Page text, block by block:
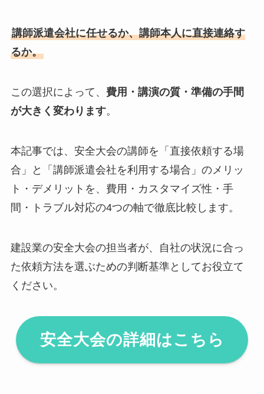
講師派遣会社に任せるか、講師本人に直接連絡す
るか。
この選択によって、 費用・講演の質・準備の手間
が大きく変わります。
本記事では、安全大会の講師を「直接依頼する場
合」と「講師派遣会社を利用する場合」のメリッ
ト・デメリットを、費用・カスタマイズ性・手
間・トラブル対応の4つの軸で徹底比較します。
建設業の安全大会の担当者が、自社の状況に合っ
た依頼方法を選ぶための判断基準としてお役立て
ください。
安全大会の詳細はこちら